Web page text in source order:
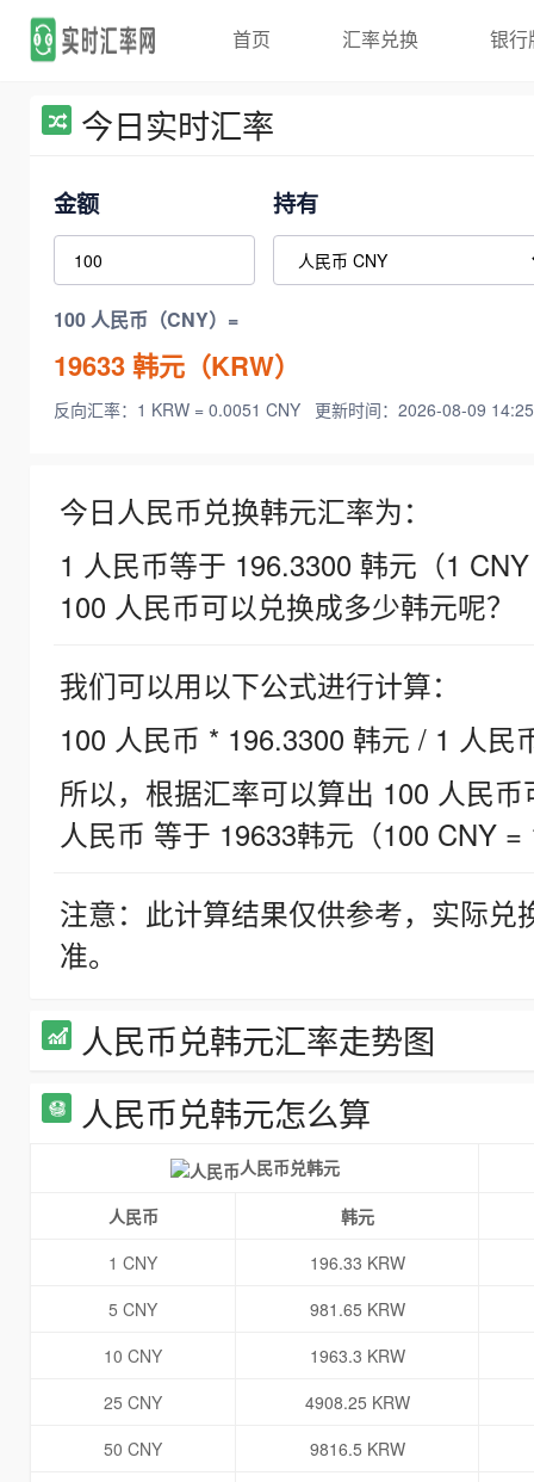
首页 汇率兑换 银行
今日实时汇率
金额 持有
100 人民币（CNY）=
19633韩元（KRW）
反向汇率：1 KRW = 0.0051 CNY 更新时间：2026-08-09
今日人民币兑换韩元汇率为：
1 人民币等于 196.3300 韩元（1
100 人民币可以兑换成多少韩元呢？
我们可以用以下公式进行计算：
100 人民币 * 196.3300 韩元 / 1 人民
所以，根据汇率可以算出 100 人民
人民币 等于 19633韩元（100 CNY =
注意：此计算结果仅供参考，实际
准。
人民币兑韩元汇率走势图
人民币兑韩元怎么算
人民币兑韩元
人民币
韩元
1 CNY
196.33 KRW
5 CNY
981.65 KRW
10 CNY
1963.3 KRW
25 CNY
4908.25 KRW
50 CNY
9816.5 KRW